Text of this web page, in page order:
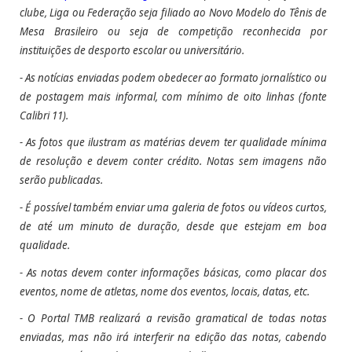
clube, Liga ou Federação seja filiado ao Novo Modelo do Tênis de
Mesa Brasileiro ou seja de competição reconhecida por
instituições de desporto escolar ou universitário.
- As notícias enviadas podem obedecer ao formato jornalístico ou
de postagem mais informal, com mínimo de oito linhas (fonte
Calibri 11).
- As fotos que ilustram as matérias devem ter qualidade mínima
de resolução e devem conter crédito. Notas sem imagens não
serão publicadas.
- É possível também enviar uma galeria de fotos ou vídeos curtos,
de até um minuto de duração, desde que estejam em boa
qualidade.
- As notas devem conter informações básicas, como placar dos
eventos, nome de atletas, nome dos eventos, locais, datas, etc.
- O Portal TMB realizará a revisão gramatical de todas notas
enviadas, mas não irá interferir na edição das notas, cabendo